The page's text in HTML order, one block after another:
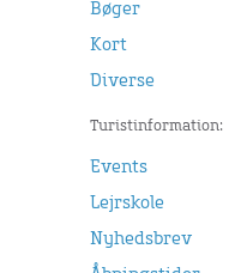
Bøger
Kort
Diverse
Turistinformation:
Events
Lejrskole
Nyhedsbrev